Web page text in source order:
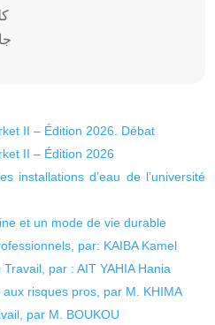
II – Édition 2026. Débat
II – Édition 2026
installations d’eau de l’université
et un mode de vie durable
par: KAIBA Kamel
par : AIT YAHIA Hania
risques pros, par M. KHIMA
par M. BOUKOU